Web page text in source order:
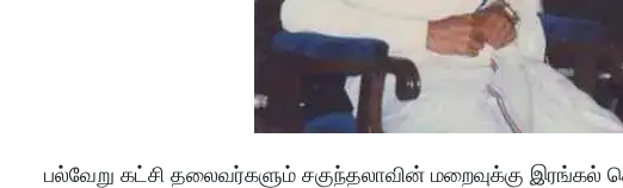
பல்வேறு கட்சி தலைவர்களும் சகுந்தலாவின் மறைவுக்கு